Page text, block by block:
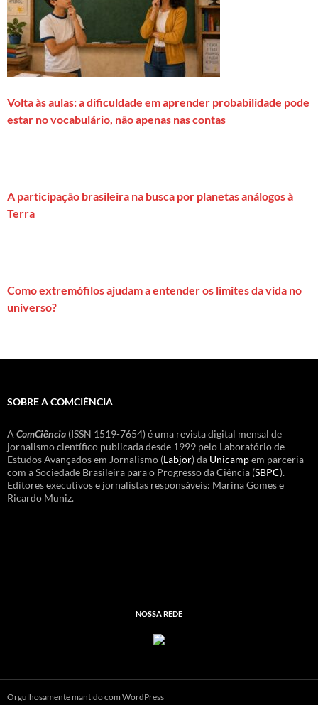
Volta às aulas: a dificuldade em aprender probabilidade pode
estar no vocabulário, não apenas nas contas
A participação brasileira na busca por planetas análogos à
Terra
Como extremófilos ajudam a entender os limites da vida no
universo?
SOBRE A COMCIÊNCIA
A ComCiência (ISSN 1519-7654) é uma revista digital mensal de
jornalismo científico publicada desde 1999 pelo Laboratório de
Estudos Avançados em Jornalismo (Labjor) da Unicampem parceria
com a Sociedade Brasileira para o Progresso da Ciência (SBPC).
Editores executivos e jornalistas responsáveis: Marina Gomes e
Ricardo Muniz.
NOSSA REDE
Orgulhosamente mantido com WordPress